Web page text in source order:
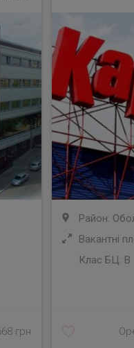
грн
Район:
Вакантні
Клас БЦ: B